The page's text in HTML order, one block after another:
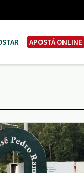
APOSTÁ ONLINE